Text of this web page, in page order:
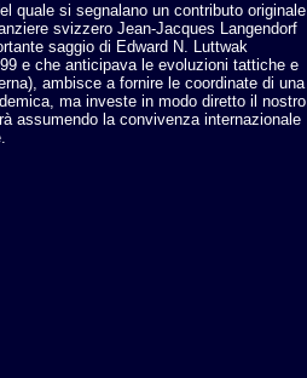
quale si segnalano un contributo originale
svizzero Jean-Jacques Langendorf
saggio di Edward N. Luttwak
e che anticipava le evoluzioni tattiche e
ambisce a fornire le coordinate di una
ma investe in modo diretto il nostro
assumendo la convivenza internazionale